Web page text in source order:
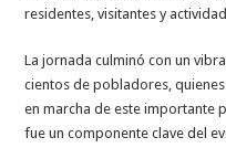
residentes, visitantes y
La jornada culminó con un
cientos de pobladores,
en marcha de este importante
fue un componente clave del